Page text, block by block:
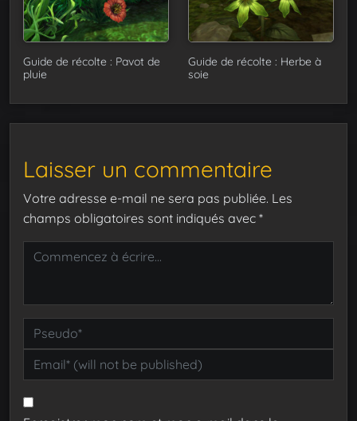
Guide de récolte : Pavot de
pluie
Guide de récolte : Herbe à
soie
Laisser un commentaire
Votre adresse e-mail ne sera pas publiée. Les
champs obligatoires sont indiqués avec *